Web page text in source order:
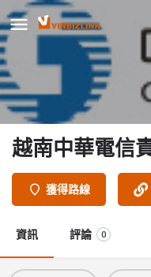
越南中華電信
獲得路線
資訊 評論 0